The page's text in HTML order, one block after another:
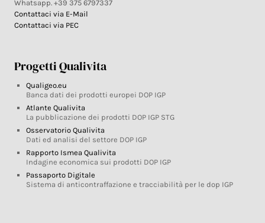
Whatsapp. +39 375 6797337
Contattaci via E-Mail
Contattaci via PEC
Progetti Qualivita
Qualigeo.eu
Banca dati dei prodotti europei DOP IGP
Atlante Qualivita
La pubblicazione dei prodotti DOP IGP STG
Osservatorio Qualivita
Dati ed analisi del settore DOP IGP
Rapporto Ismea Qualivita
Indagine economica sui prodotti DOP IGP
Passaporto Digitale
Sistema di anticontraffazione e tracciabilità per le dop IGP